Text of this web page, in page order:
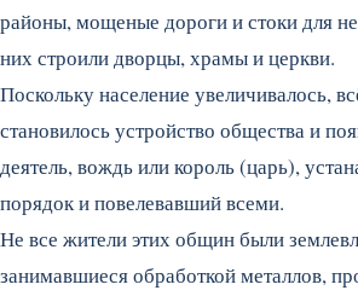
районы, мощеные дороги и стоки для
них строили дворцы, храмы и церкви.
Поскольку население увеличивалось,
становилось устройство общества и
деятель, вождь или король (царь),
порядок и повелевавший всеми.
Не все жители этих общин были
занимавшиеся обработкой металлов,